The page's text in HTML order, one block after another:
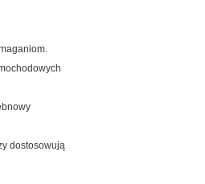
dostosowują